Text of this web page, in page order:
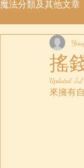
魔法分類及其他文章
魔法許願瓶
搖
Updated:Jul
來擁有